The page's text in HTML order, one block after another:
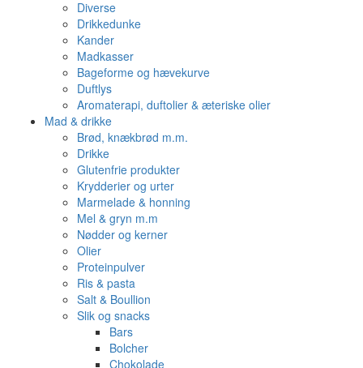
Diverse
Drikkedunke
Kander
Madkasser
Bageforme og hævekurve
Duftlys
Aromaterapi, duftolier & æteriske olier
Mad & drikke
Brød, knækbrød m.m.
Drikke
Glutenfrie produkter
Krydderier og urter
Marmelade & honning
Mel & gryn m.m
Nødder og kerner
Olier
Proteinpulver
Ris & pasta
Salt & Boullion
Slik og snacks
Bars
Bolcher
Chokolade